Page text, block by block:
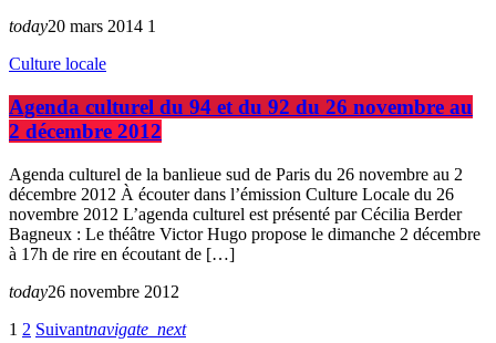
today20 mars 2014 1
Culture locale
Agenda culturel du 94 et du 92 du 26 novembre au
2 décembre 2012
Agenda culturel de la banlieue sud de Paris du 26 novembre au 2
décembre 2012 À écouter dans l’émission Culture Locale du 26
novembre 2012 L’agenda culturel est présenté par Cécilia Berder
Bagneux : Le théâtre Victor Hugo propose le dimanche 2 décembre
à 17h de rire en écoutant de […]
today26 novembre 2012
1 2 Suivantnavigate_next